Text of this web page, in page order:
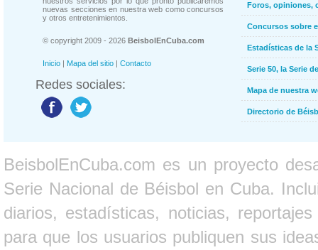
nuevas secciones en nuestra web como concursos
y otros entretenimientos.
© copyright 2009 - 2026 BeisbolEnCuba.com
Inicio | Mapa del sitio | Contacto
Redes sociales:
Foros, opiniones,
Concursos sobre
Estadísticas de la
Serie 50, la Serie
Mapa de nuestra
Directorio de
BeisbolEnCuba.com es un proyecto
Serie Nacional de Béisbol en Cuba.
diarios, estadísticas, noticias,
para que los usuarios publiquen sus